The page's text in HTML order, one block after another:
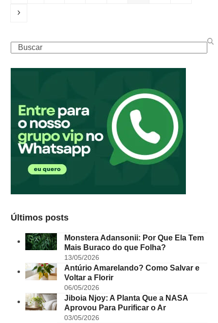
Next
Buscar
Últimos posts
Monstera Adansonii: Por Que Ela Tem
Mais Buraco do que Folha?
13/05/2026
Antúrio Amarelando? Como Salvar e
Voltar a Florir
06/05/2026
Jiboia Njoy: A Planta Que a NASA
Aprovou Para Purificar o Ar
03/05/2026